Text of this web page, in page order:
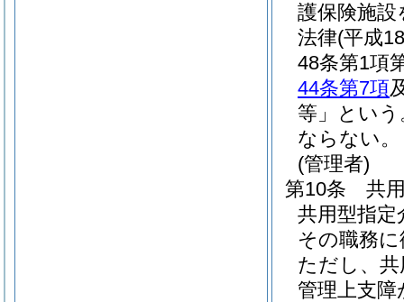
護保険施設
法律(平成
48条第1項
44条第7項
等」という
ならない。
(管理者)
第10条
共
共用型指定
その職務
ただし、
管理上支障